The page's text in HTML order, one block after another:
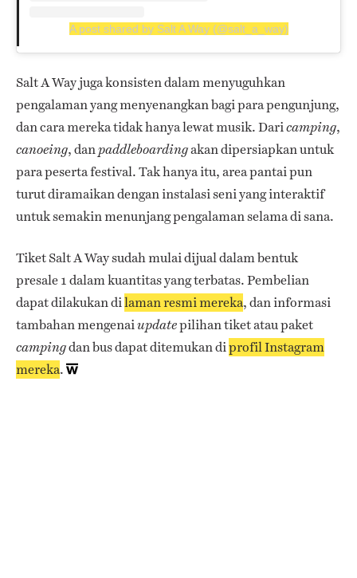
A post shared by Salt A Way (@salt_a_way)
Salt A Way juga konsisten dalam menyuguhkan
pengalaman yang menyenangkan bagi para pengunjung,
dan cara mereka tidak hanya lewat musik. Daricamping,
canoeing, danpaddleboardingakan dipersiapkan untuk
para peserta festival. Tak hanya itu, area pantai pun
turut diramaikan dengan instalasi seni yang interaktif
untuk semakin menunjang pengalaman selama di sana.
Tiket Salt A Way sudah mulai dijual dalam bentuk
presale 1 dalam kuantitas yang terbatas. Pembelian
dapat dilakukan dilaman resmi mereka, dan informasi
tambahan mengenaiupdatepilihan tiket atau paket
campingdan bus dapat ditemukan diprofil Instagram
mereka.